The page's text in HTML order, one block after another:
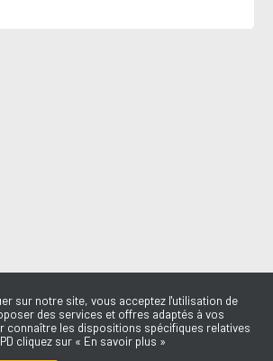
sur notre site, vous acceptez l'utilisation de
des services et offres adaptés à vos
connaître les dispositions spécifiques relatives
cliquez sur « En savoir plus »